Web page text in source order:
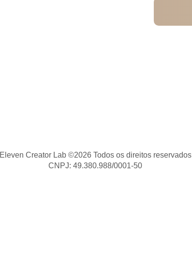
Eleven Creator Lab ©2026 Todos os direitos reservados
CNPJ: 49.380.988/0001-50